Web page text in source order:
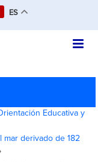
ES
Educativa y
derivado de 182